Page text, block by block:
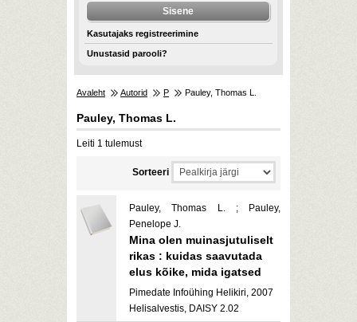
Kasutajaks registreerimine
Unustasid parooli?
Avaleht Autorid P Pauley, Thomas L.
Pauley, Thomas L.
Leiti 1 tulemust
Sorteeri
Pauley, Thomas L. ; Pauley,
Penelope J.
Mina olen muinasjutuliselt
rikas : kuidas saavutada
elus kõike, mida igatsed
Pimedate Infoühing Helikiri, 2007
Helisalvestis, DAISY 2.02